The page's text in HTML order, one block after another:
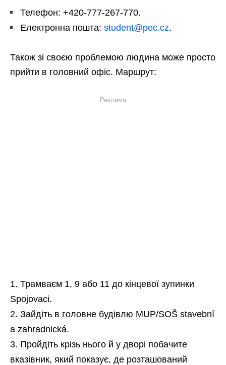
Телефон: +420-777-267-770.
Електронна пошта: student@pec.cz.
Також зі своєю проблемою людина може просто
прийти в головний офіс. Маршрут:
Реклама
Трамваєм 1, 9 або 11 до кінцевої зупинки
Spojovaci.
Зайдіть в головне будівлю MUP/SOŠ stavební
a zahradnická.
Пройдіть крізь нього й у дворі побачите
вказівник, який показує, де розташований